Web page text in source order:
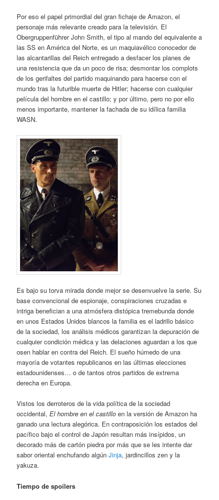
Por eso el papel primordial del gran fichaje de Amazon, el
personaje más relevante creado para la televisión. El
Obergruppenführer John Smith, el tipo al mando del equivalente a
las SS en América del Norte, es un maquiavélico conocedor de
las alcantarillas del Reich entregado a desfacer los planes de
una resistencia que da un poco de risa; desmontar los complots
de los gerifaltes del partido maquinando para hacerse con el
mundo tras la futurible muerte de Hitler; hacerse con cualquier
película del hombre en el castillo; y por último, pero no por ello
menos importante, mantener la fachada de su idílica familia
WASN.
Es bajo su torva mirada donde mejor se desenvuelve la serie. Su
base convencional de espionaje, conspiraciones cruzadas e
intriga benefician a una atmósfera distópica tremebunda donde
en unos Estados Unidos blancos la familia es el ladrillo básico
de la sociedad, los análisis médicos garantizan la depuración de
cualquier condición médica y las delaciones aguardan a los que
osen hablar en contra del Reich. El sueño húmedo de una
mayoría de votantes republicanos en las últimas elecciones
estadounidenses… o de tantos otros partidos de extrema
derecha en Europa.
Vistos los derroteros de la vida política de la sociedad
occidental,El hombre en el castillo en la versión de Amazon ha
ganado una lectura alegórica. En contraposición los estados del
pacífico bajo el control de Japón resultan más insípidos, un
decorado más de cartón piedra por más que se les intente dar
sabor oriental enchufando algúnJinja, jardincillos zen y la
yakuza.
Tiempo de spoilers